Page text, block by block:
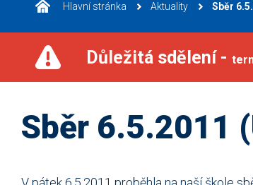
Hlavní stránka Aktuality Sběr
Důležitá sdělení -
Sběr 6.5.2011